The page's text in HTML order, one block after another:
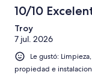
10/10
Troy
7 jul. 2026
Le gustó:
propiedad e